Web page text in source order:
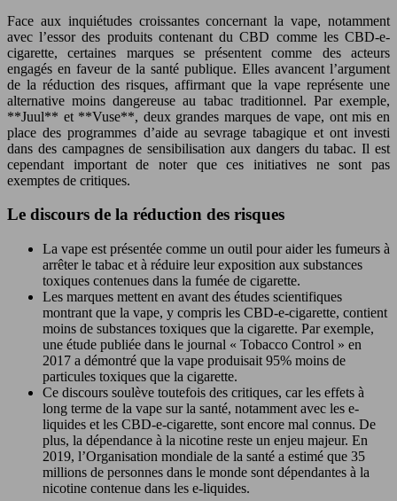
Face aux inquiétudes croissantes concernant la vape, notamment
avec l’essor des produits contenant du CBD comme les CBD-e-
cigarette, certaines marques se présentent comme des acteurs
engagés en faveur de la santé publique. Elles avancent l’argument
de la réduction des risques, affirmant que la vape représente une
alternative moins dangereuse au tabac traditionnel. Par exemple,
**Juul** et **Vuse**, deux grandes marques de vape, ont mis en
place des programmes d’aide au sevrage tabagique et ont investi
dans des campagnes de sensibilisation aux dangers du tabac. Il est
cependant important de noter que ces initiatives ne sont pas
exemptes de critiques.
Le discours de la réduction des risques
La vape est présentée comme un outil pour aider les fumeurs à
arrêter le tabac et à réduire leur exposition aux substances
toxiques contenues dans la fumée de cigarette.
Les marques mettent en avant des études scientifiques
montrant que la vape, y compris les CBD-e-cigarette, contient
moins de substances toxiques que la cigarette. Par exemple,
une étude publiée dans le journal « Tobacco Control » en
2017 a démontré que la vape produisait 95% moins de
particules toxiques que la cigarette.
Ce discours soulève toutefois des critiques, car les effets à
long terme de la vape sur la santé, notamment avec les e-
liquides et les CBD-e-cigarette, sont encore mal connus. De
plus, la dépendance à la nicotine reste un enjeu majeur. En
2019, l’Organisation mondiale de la santé a estimé que 35
millions de personnes dans le monde sont dépendantes à la
nicotine contenue dans les e-liquides.